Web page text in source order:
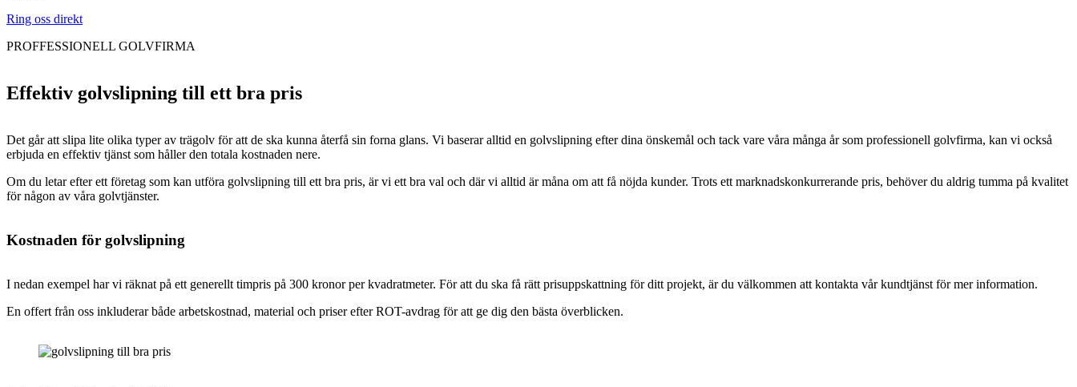
Ring oss direkt
Effektiv golvslipning till ett bra pris
Det går att slipa lite olika typer av trägolv för att de ska kunna återfå sin forna glans. Vi baserar alltid en golvslipning efter dina önskemål och tack vare våra många år som professionell golvfirma, kan vi också
erbjuda en effektiv tjänst som håller den totala kostnaden nere.
Om du letar efter ett företag som kan utföra golvslipning till ett bra pris, är vi ett bra val och där vi alltid är måna om att få nöjda kunder. Trots ett marknadskonkurrerande pris, behöver du aldrig tumma på kvalitet
för någon av våra golvtjänster.
Kostnaden för golvslipning
I nedan exempel har vi räknat på ett generellt timpris på 300 kronor per kvadratmeter. För att du ska få rätt prisuppskattning för ditt projekt, är du välkommen att kontakta vår kundtjänst för mer information.
En offert från oss inkluderar både arbetskostnad, material och priser efter ROT-avdrag för att ge dig den bästa överblicken.
PROFFESSIONELL GOLVFIRMA